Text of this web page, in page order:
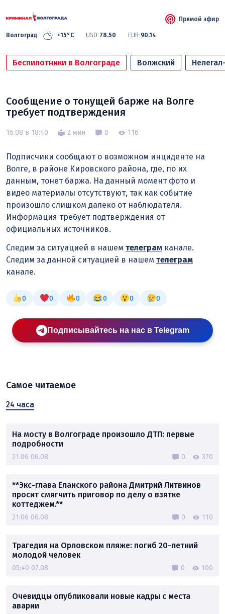
Волгоград +15°C USD 78.50 EUR 90.14
Прямой эфир
Беспилотники в Волгограде Волжский
Сообщение о тонущей барже на Волге
требует подтверждения
16.08 в 18:40 2 мин 0 116
Подписчики сообщают о возможном инциденте на
Волге, в районе Кировского района, где, по их
данным, тонет баржа. На данный момент фото и
видео материалы отсутствуют, так как событие
произошло слишком далеко от наблюдателя.
Информация требует подтверждения от
официальных источников.
Следим за ситуацией в нашем телеграм канале.
Следим за данной ситуацией в нашем телеграм
канале.
0 0 0 0 0 0
Подписывайтесь на нас в Telegram
Самое читаемое
24 часа
На мосту в Волгограде произошло ДТП: первые
подробности
21:06 06.08 0 370
**Экс-глава Еланского района Дмитрий Литвинов
просит смягчить приговор по делу о взятке
коттеджем.**
21:06 06.08 0 110
Трагедия на Орловском пляже: погиб 20-летний
молодой человек
05:40 07.08 0 100
Очевидцы опубликовали новые кадры с места
аварии